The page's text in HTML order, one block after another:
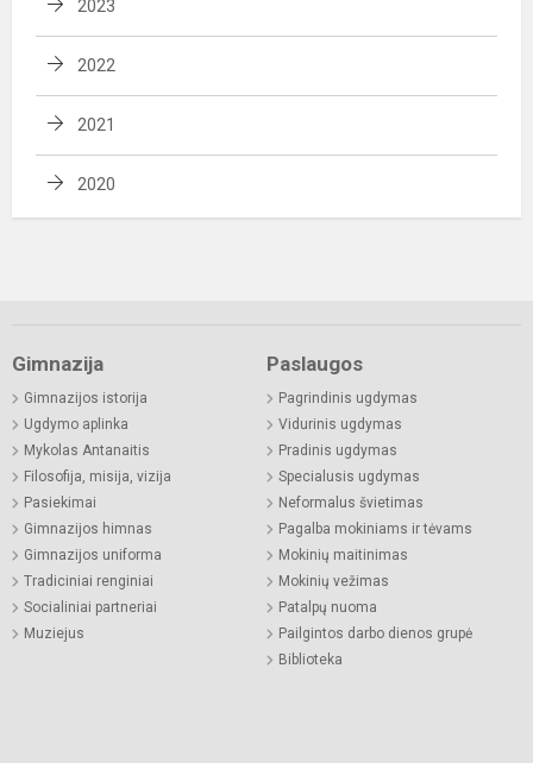
2023
2022
2021
2020
Gimnazija
Gimnazijos istorija
Ugdymo aplinka
Mykolas Antanaitis
Filosofija, misija, vizija
Pasiekimai
Gimnazijos himnas
Gimnazijos uniforma
Tradiciniai renginiai
Socialiniai partneriai
Muziejus
Paslaugos
Pagrindinis ugdymas
Vidurinis ugdymas
Pradinis ugdymas
Specialusis ugdymas
Neformalus švietimas
Pagalba mokiniams ir tėvams
Mokinių maitinimas
Mokinių vežimas
Patalpų nuoma
Pailgintos darbo dienos grupė
Biblioteka